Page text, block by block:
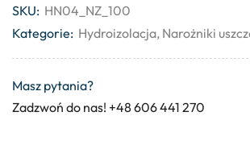
SKU: HN04_NZ_100
Kategorie: Hydroizolacja, Narożniki
Masz pytania?
Zadzwoń do nas! +48 606 441 270